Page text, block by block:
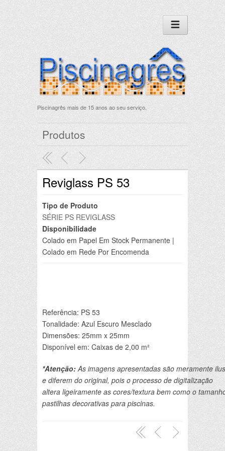
Piscinagrês mais de 15 anos ao seu serviço.
Produtos
Reviglass PS 53
Tipo de Produto
SÉRIE PS REVIGLASS
Disponibilidade
Colado em Papel Em Stock Permanente |
Colado em Rede Por Encomenda
Referência: PS 53
Tonalidade: Azul Escuro Mesclado
Dimensões: 25mm x 25mm
Disponível em: Caixas de 2,00 m²
*Atenção: As imagens apresentadas são meramente
e diferem do original, pois o processo de digitalização
altera ligeiramente as cores/textura bem como o
pastilhas decorativas para piscinas.